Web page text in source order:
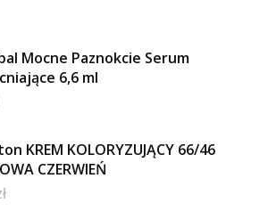
Mocne Paznokcie Serum
6,6 ml
KREM KOLORYZUJĄCY 66/46
CZERWIEŃ